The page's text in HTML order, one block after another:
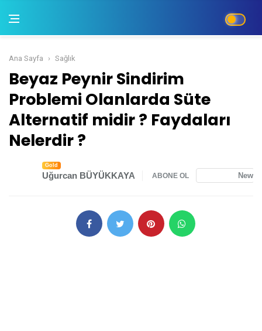
Ana Sayfa Sağlık
Beyaz Peynir Sindirim
Problemi Olanlarda Süte
Alternatif midir ? Faydaları
Nelerdir ?
Gold
Uğurcan BÜYÜKKAYA ABONE OL News